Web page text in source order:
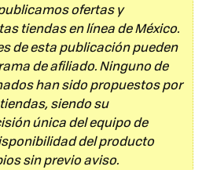
ofertas y
tiendas en línea de México.
de esta publicación pueden
de afiliado. Ninguno de
han sido propuestos por
siendo su
única del equipo de
del producto
sin previo aviso.